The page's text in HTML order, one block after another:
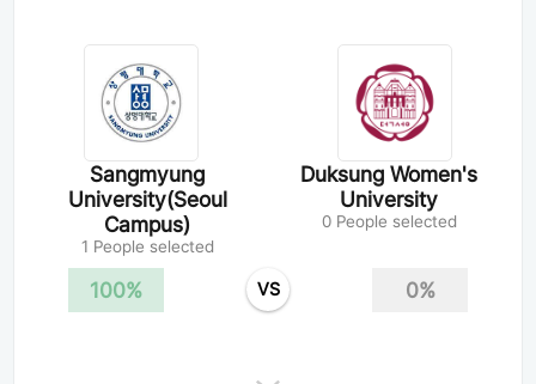
Sangmyung
University(Seoul
Campus)
1 People selected
Duksung Women's
University
0 People selected
100% VS 0%